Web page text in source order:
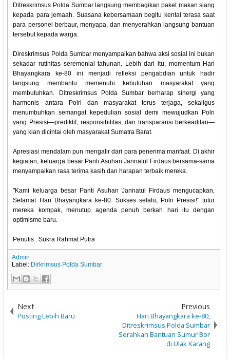
Ditreskrimsus Polda Sumbar langsung membagikan paket makan siang
kepada para jemaah. Suasana kebersamaan begitu kental terasa saat
para personel berbaur, menyapa, dan menyerahkan langsung bantuan
tersebut kepada warga.
‎Direskrimsus Polda Sumbar menyampaikan bahwa aksi sosial ini bukan
sekadar rutinitas seremonial tahunan. Lebih dari itu, momentum Hari
Bhayangkara ke-80 ini menjadi refleksi pengabdian untuk hadir
langsung membantu memenuhi kebutuhan masyarakat yang
membutuhkan. Ditreskrimsus Polda Sumbar berharap sinergi yang
harmonis antara Polri dan masyarakat terus terjaga, sekaligus
menumbuhkan semangat kepedulian sosial demi mewujudkan Polri
yang Presisi—prediktif, responsibilitas, dan transparansi berkeadilan—
yang kian dicintai oleh masyarakat Sumatra Barat.
‎Apresiasi mendalam pun mengalir dari para penerima manfaat. Di akhir
kegiatan, keluarga besar Panti Asuhan Jannatul Firdaus bersama-sama
menyampaikan rasa terima kasih dan harapan terbaik mereka.
‎"Kami keluarga besar Panti Asuhan Jannatul Firdaus mengucapkan,
Selamat Hari Bhayangkara ke-80. Sukses selalu, Polri Presisi!" tutur
mereka kompak, menutup agenda penuh berkah hari itu dengan
optimisme baru.
‎Penulis : Sukra Rahmat Putra
Admin
Label: Dirkrimsus Polda Sumbar
Next
Posting Lebih Baru
Previous
Hari Bhayangkara ke-80,
Ditreskrimsus Polda Sumbar
Serahkan Bantuan Sumur Bor
di Ulak Karang